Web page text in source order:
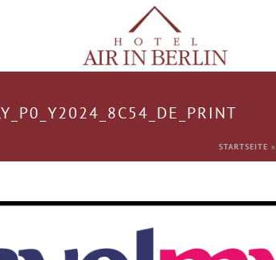
STARTSEITE »